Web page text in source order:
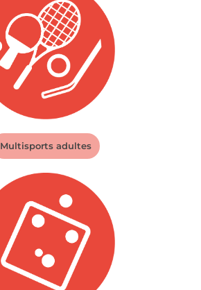
Multisports adultes